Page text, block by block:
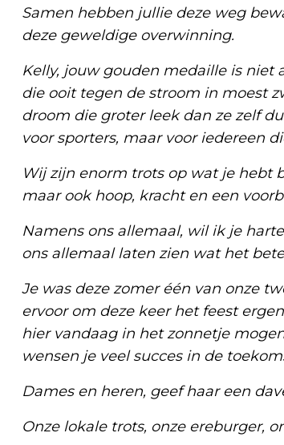
Samen hebben jullie deze weg
deze geweldige overwinning.
Kelly, jouw gouden medaille is niet
die ooit tegen de stroom in moest
droom die groter leek dan ze zelf
voor sporters, maar voor iedereen
Wij zijn enorm trots op wat je hebt
maar ook hoop, kracht en een
Namens ons allemaal, wil ik je
ons allemaal laten zien wat het
Je was deze zomer één van onze
ervoor om deze keer het feest
hier vandaag in het zonnetje
wensen je veel succes in de
Dames en heren, geef haar een
Onze lokale trots, onze ereburger,